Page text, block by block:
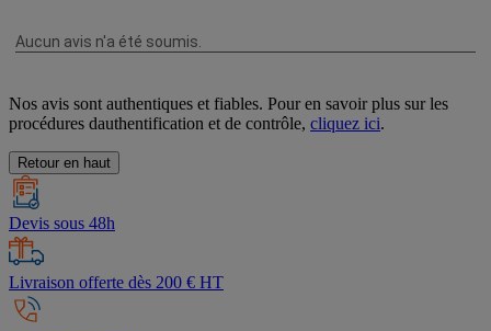
Nos avis sont authentiques et fiables. Pour en savoir plus sur les
procédures dauthentification et de contrôle, cliquez ici.
Retour en haut
Devis sous 48h
Livraison offerte dès 200 € HT